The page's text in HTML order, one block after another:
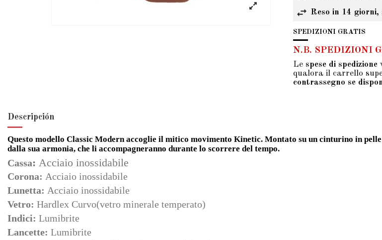
Reso in 14
SPEDIZIONI GRATIS
N.B. SPEDIZIONI
Le spese di spedizione
qualora il carrello
contrassegno se
Descripción
Questo modello Classic Modern accoglie il mitico movimento Kinetic. Montato su un cinturino in
dalla sua armonia, che li accompagneranno durante lo scorrere del tempo.
Cassa: Acciaio inossidabile
Corona: Acciaio inossidabile
Lunetta: Acciaio inossidabile
Vetro: Hardlex Curvo(vetro minerale temperato)
Indici: Lumibrite
Lancette: Lumibrite